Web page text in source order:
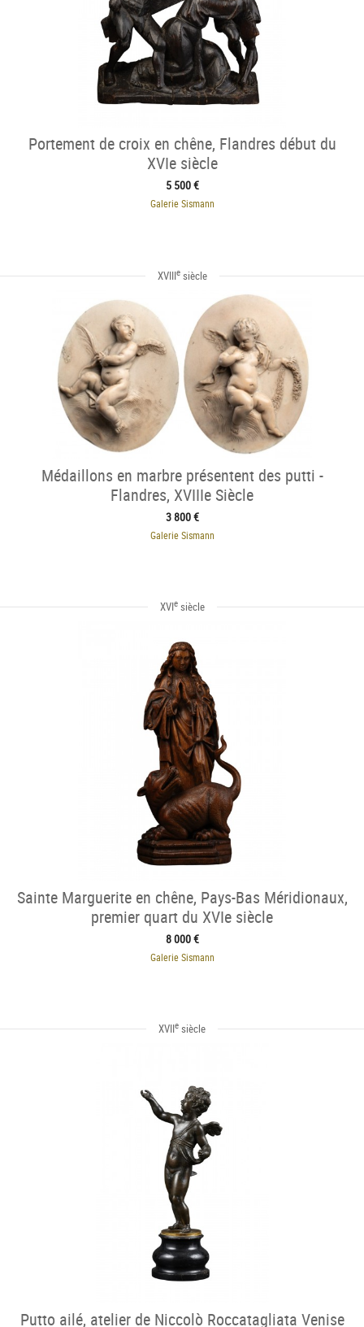
Portement de croix en chêne, Flandres début du
XVIe siècle
5 500 €
Galerie Sismann
XVIIIesiècle
Médaillons en marbre présentent des putti -
Flandres, XVIIIe Siècle
3 800 €
Galerie Sismann
XVIesiècle
Sainte Marguerite en chêne, Pays-Bas Méridionaux,
premier quart du XVIe siècle
8 000 €
Galerie Sismann
XVIIe siècle
Putto ailé, atelier de Niccolò Roccatagliata Venise